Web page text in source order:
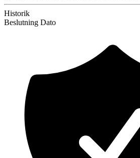
Historik
Beslutning Dato